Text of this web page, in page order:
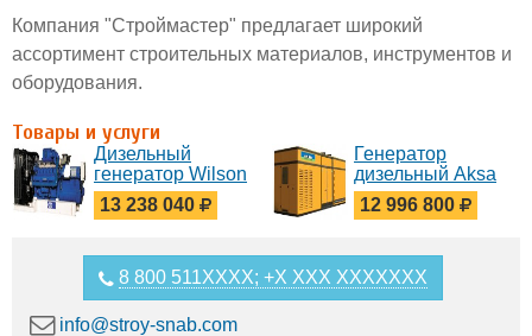
Компания "Строймастер" предлагает широкий
ассортимент строительных материалов, инструментов и
оборудования.
Товары и услуги
Дизельный
генератор Wilson
P1500P3
13 238 040
Генератор
дизельный Aksa
AC 1100 в кожухе
12 996 800
8 800 511XXXX; +X XXX XXXXXXX
info@stroy-snab.com